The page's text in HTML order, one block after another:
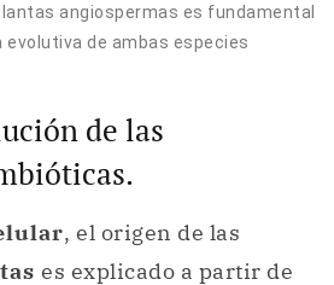
angiospermas es fundamental
evolutiva de ambas especies
de las
, el origen de las
es explicado a partir de